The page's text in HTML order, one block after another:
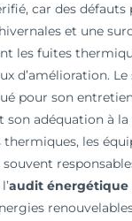
car des défauts
et une
les fuites
d’amélioration. Le
pour son
adéquation à la
thermiques, les
audit